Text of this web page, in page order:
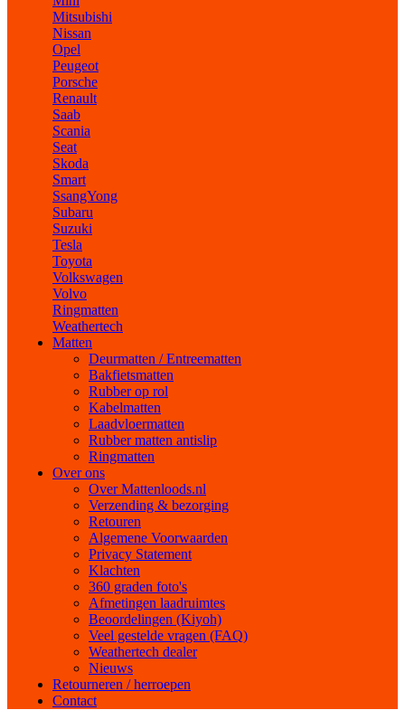
Mitsubishi
Nissan
Opel
Peugeot
Porsche
Renault
Saab
Scania
Seat
Skoda
Smart
SsangYong
Subaru
Suzuki
Tesla
Toyota
Volkswagen
Volvo
Ringmatten
Weathertech
Matten
Deurmatten / Entreematten
Bakfietsmatten
Rubber op rol
Kabelmatten
Laadvloermatten
Rubber matten antislip
Ringmatten
Over ons
Over Mattenloods.nl
Verzending & bezorging
Retouren
Algemene Voorwaarden
Privacy Statement
Klachten
360 graden foto's
Afmetingen laadruimtes
Beoordelingen (Kiyoh)
Veel gestelde vragen (FAQ)
Weathertech dealer
Nieuws
Retourneren / herroepen
Contact